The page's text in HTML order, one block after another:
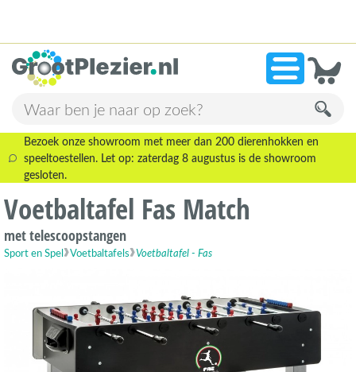
»13.945 beoordelingen!
Bezoek onze showroom met meer dan 200 dierenhokken en
speeltoestellen. Let op: zaterdag 8 augustus is de showroom
gesloten.
Voetbaltafel Fas Match
met telescoopstangen
Sport en Spel Voetbaltafels Voetbaltafel - Fas